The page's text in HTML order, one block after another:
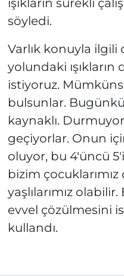
ışıkların sürekli
söyledi.
Varlık konuyla ilgili
yolundaki ışıkların
istiyoruz.
bulsunlar.
kaynaklı.
geçiyorlar. Onun
oluyor, bu 4'üncü
bizim
yaşlılarımız
evvel çözülmesini
kullandı.